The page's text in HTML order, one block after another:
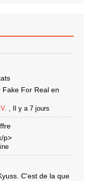
Fake For Real en
, Il y a 7 jours
p>
C'est de la que